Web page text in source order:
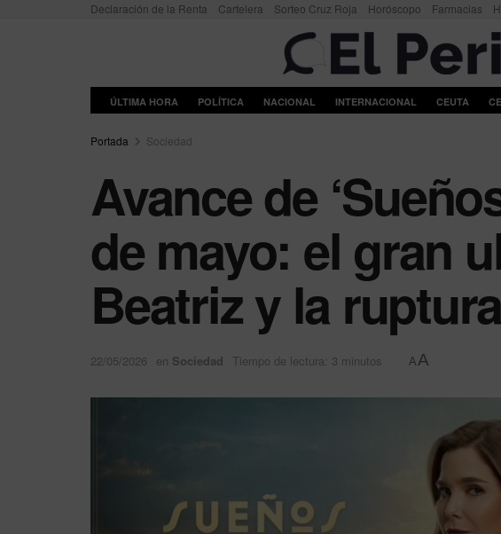
Declaración de la Renta Cartelera Sorteo Cruz Roja Horóscopo Farmacias
ÚLTIMA HORA POLÍTICA NACIONAL INTERNACIONAL CEUTA
Portada Sociedad
Avance de
de mayo: el gran
Beatriz y la
22/05/2026 en Sociedad Tiempo de lectura: 3 minutos AA